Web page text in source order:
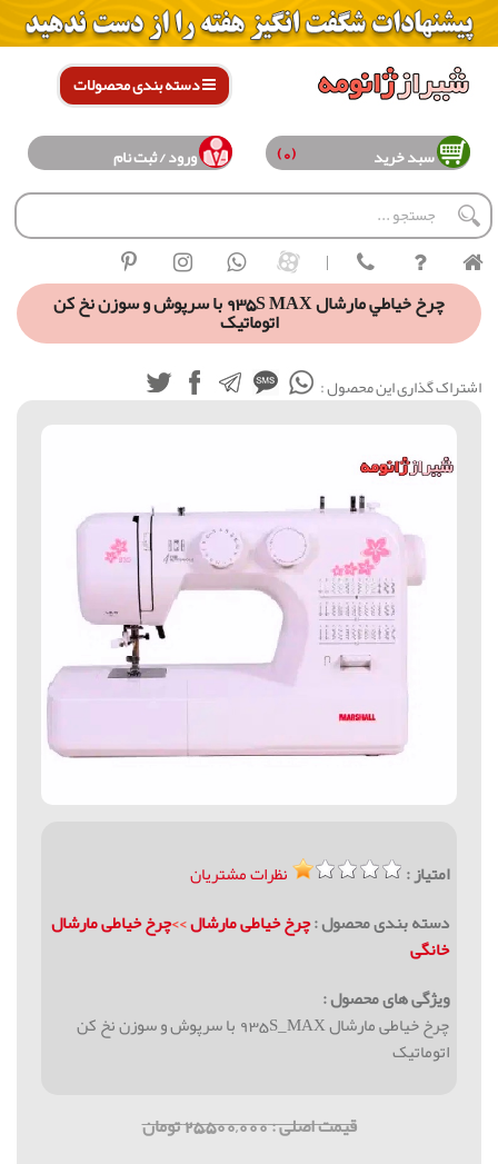
دسته بندی محصولات
سبد خرید (0) ورود / ثبت نام
|
چرخ خياطي مارشال 935S MAX با سرپوش و سوزن نخ کن
اتوماتیک
اشتراک گذاری این محصول :
امتیاز :
نظرات مشتریان
دسته بندی محصول :چرخ خیاطی مارشال>>چرخ خیاطی مارشال
خانگی
ویژگی های محصول :
چرخ خياطی مارشال 935S_MAX با سرپوش و سوزن نخ کن
اتوماتیک
قیمت اصلی : 25,500,000 تومان